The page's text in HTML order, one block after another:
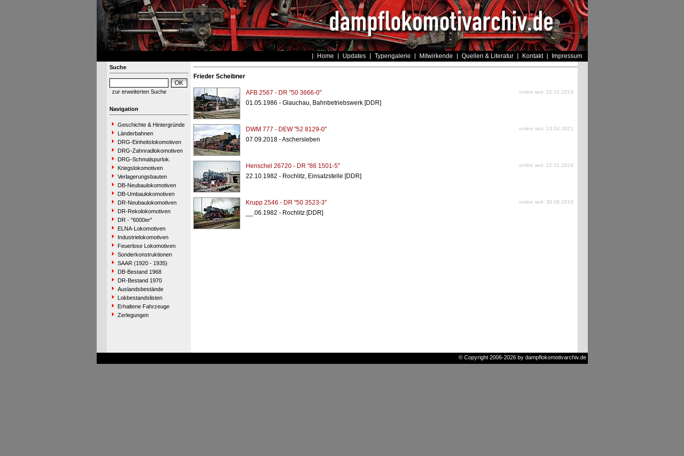
Home Updates Typengalerie Mitwirkende Quellen & Literatur Kontakt Impressum
Suche
zur erweiterten Suche
Navigation
Geschichte & Hintergründe
Länderbahnen
DRG-Einheitslokomotiven
DRG-Zahnradlokomotiven
DRG-Schmalspurlok.
Kriegslokomotiven
Verlagerungsbauten
DB-Neubaulokomotiven
DB-Umbaulokomotiven
DR-Neubaulokomotiven
DR-Rekolokomotiven
DR - "6000er"
ELNA-Lokomotiven
Industrielokomotiven
Feuerlose Lokomotiven
Sonderkonstruktionen
SAAR (1920 - 1935)
DB-Bestand 1968
DR-Bestand 1970
Auslandsbestände
Lokbestandslisten
Erhaltene Fahrzeuge
Zerlegungen
Frieder Scheibner
AFB 2567 - DR "50 3666-0" online seit: 22.01.2019
01.05.1986 - Glauchau, Bahnbetriebswerk [DDR]
DWM 777 - DEW "52 8129-0" online seit: 13.04.2021
07.09.2018 - Aschersleben
Henschel 26720 - DR "86 1501-5" online seit: 22.01.2019
22.10.1982 - Rochlitz, Einsatzstelle [DDR]
Krupp 2546 - DR "50 3523-3" online seit: 30.06.2016
__.06.1982 - Rochlitz [DDR]
© Copyright 2006-2026 by dampflokomotivarchiv.de